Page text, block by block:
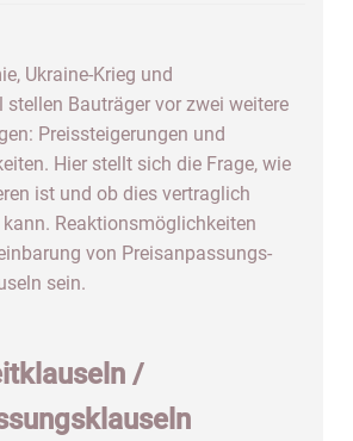
Ukraine-Krieg und
stellen Bauträger vor zwei weitere
Preissteigerungen und
Hier stellt sich die Frage, wie
ist und ob dies vertraglich
Reaktionsmöglichkeiten
von Preisanpassungs-
sein.
/